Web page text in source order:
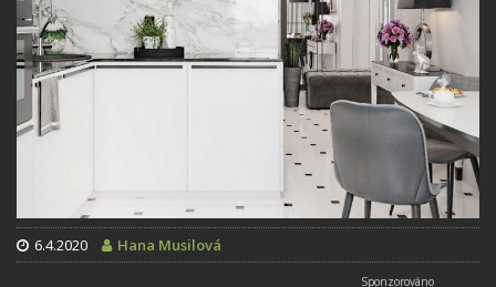
6.4.2020 Hana Musilová